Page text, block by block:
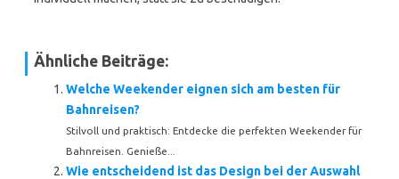
Ähnliche Beiträge:
Welche Weekender eignen sich am besten für
Bahnreisen?
Stilvoll und praktisch: Entdecke die perfekten Weekender für
Bahnreisen. Genieße...
Wie entscheidend ist das Design bei der Auswahl